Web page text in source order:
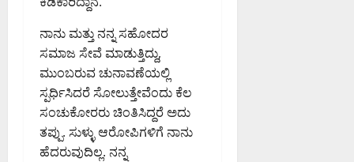
ನಾನು ಮತ್ತು ನನ್ನ ಸಹೋದರ
ಸಮಾಜ ಸೇವೆ ಮಾಡುತ್ತಿದ್ದು,
ಮುಂಬರುವ ಚುನಾವಣೆಯಲ್ಲಿ
ಸ್ಪರ್ಧಿಸಿದರೆ ಸೋಲುತ್ತೇವೆಂದು ಕೆಲ
ಸಂಚುಕೋರರು ಚಿಂತಿಸಿದ್ದರೆ ಅದು
ತಪ್ಪು. ಸುಳ್ಳು ಆರೋಪಿಗಳಿಗೆ ನಾನು
ಹೆದರುವುದಿಲ್ಲ. ನನ್ನ